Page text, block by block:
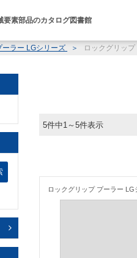
要素部品のカタログ図書館
ーラー LGシリーズ ロックグリッ
5件中1～5件表示
ロックグリップ プーラー LG